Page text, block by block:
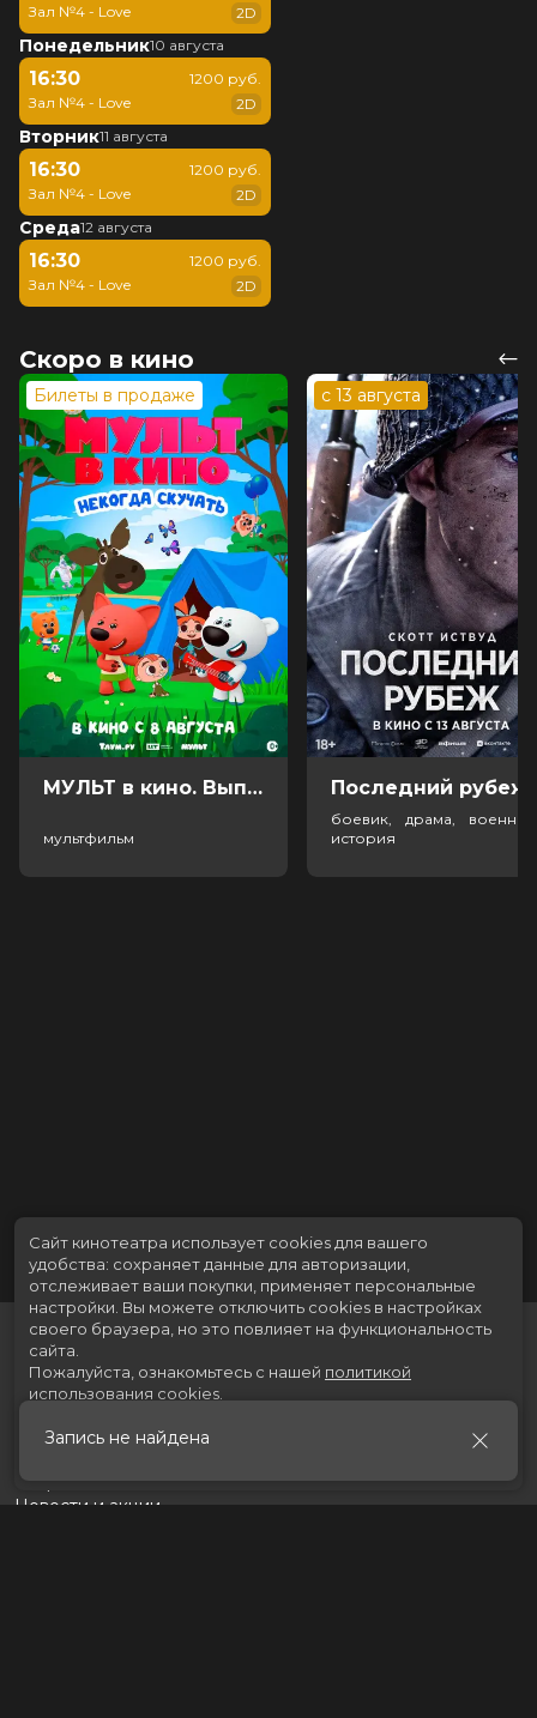
Зал №4 - Love
2D
Понедельник10 августа
16:30
Зал №4 - Love
1200 руб.
2D
Вторник11 августа
16:30
Зал №4 - Love
1200 руб.
2D
Среда12 августа
16:30
Зал №4 - Love
1200 руб.
2D
Скоро в кино
Билеты в продаже
МУЛЬТ в кино. Выпуск №198. Некогда скучать (0+)
мультфильм
с 13 августа
боевик, драма,
история
Запись не найдена
Скоро в кино
Новости и акции
Сайт кинотеатра использует cookies для вашего
удобства: сохраняет данные для авторизации,
отслеживает ваши покупки, применяет персональные
настройки. Вы можете отключить cookies в настройках
своего браузера, но это повлияет на функциональность
сайта.
Пожалуйста, ознакомьтесь с нашей политикой
использования cookies